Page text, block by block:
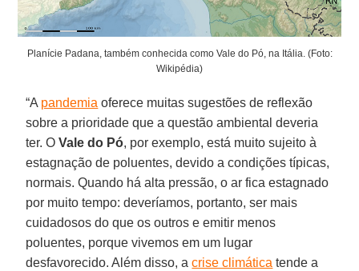
Planície Padana, também conhecida como Vale do Pó, na Itália. (Foto:
Wikipédia)
“A pandemia oferece muitas sugestões de reflexão
sobre a prioridade que a questão ambiental deveria
ter. OVale do Pó, por exemplo, está muito sujeito à
estagnação de poluentes, devido a condições típicas,
normais. Quando há alta pressão, o ar fica estagnado
por muito tempo: deveríamos, portanto, ser mais
cuidadosos do que os outros e emitir menos
poluentes, porque vivemos em um lugar
desfavorecido. Além disso, acrise climática tende a